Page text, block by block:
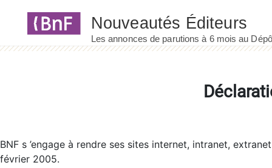
BNF s ’engage à rendre ses sites internet, intranet,
février 2005.